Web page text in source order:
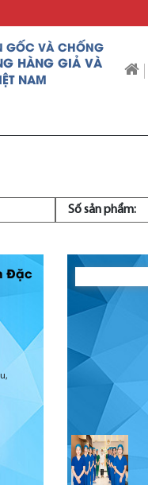
GỐC VÀ CHỐNG
HÀNG GIẢ VÀ
NAM
Số sản phẩm:
Đặc